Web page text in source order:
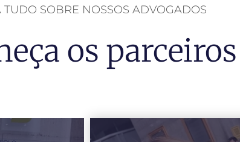
TUDO SOBRE NOSSOS ADVOGADOS
os parceiros